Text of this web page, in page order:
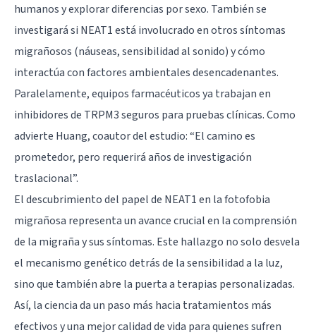
humanos y explorar diferencias por sexo. También se
investigará si NEAT1 está involucrado en otros síntomas
migrañosos (náuseas, sensibilidad al sonido) y cómo
interactúa con factores ambientales desencadenantes.
Paralelamente, equipos farmacéuticos ya trabajan en
inhibidores de TRPM3 seguros para pruebas clínicas. Como
advierte Huang, coautor del estudio: “El camino es
prometedor, pero requerirá años de investigación
traslacional”.
El descubrimiento del papel de NEAT1 en la fotofobia
migrañosa representa un avance crucial en la comprensión
de la migraña y sus síntomas. Este hallazgo no solo desvela
el mecanismo genético detrás de la sensibilidad a la luz,
sino que también abre la puerta a terapias personalizadas.
Así, la ciencia da un paso más hacia tratamientos más
efectivos y una mejor calidad de vida para quienes sufren